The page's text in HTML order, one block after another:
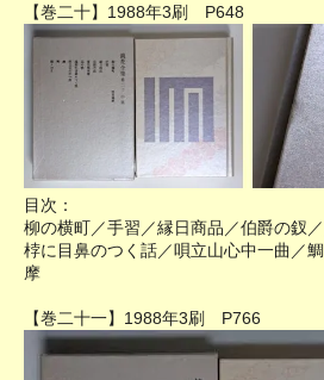
【巻二十】1988年3刷 P648
目次：
柳の横町／手習／縁日商品／伯爵の釵
桲に目鼻のつく話／唄立山心中一曲／
摩
【巻二十一】1988年3刷 P766